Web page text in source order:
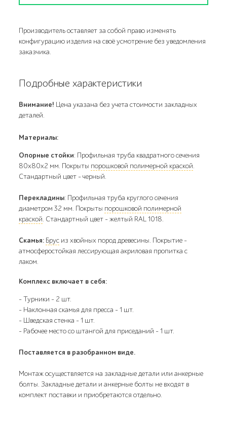
Производитель оставляет за собой право изменять
конфигурацию изделия на своё усмотрение без уведомления
заказчика.
Подробные характеристики
Внимание! Цена указана без учета стоимости закладных
деталей.
Материалы:
Опорные стойки: Профильная труба квадратного сечения
80х80х2 мм. Покрыты порошковой полимерной краской.
Стандартный цвет – черный.
Перекладины: Профильная труба круглого сечения
диаметром 32 мм. Покрыты порошковой полимерной
краской. Стандартный цвет – желтый RAL 1018.
Скамья: Брус из хвойных пород древесины. Покрытие –
атмосферостойкая лессирующая акриловая пропитка с
лаком.
Комплекс включает в себя:
- Турники - 2 шт.
- Наклонная скамья для пресса - 1 шт.
- Шведская стенка - 1 шт.
- Рабочее место со штангой для приседаний - 1 шт.
Поставляется в разобранном виде.
Монтаж осуществляется на закладные детали или анкерные
болты. Закладные детали и анкерные болты не входят в
комплект поставки и приобретаются отдельно.